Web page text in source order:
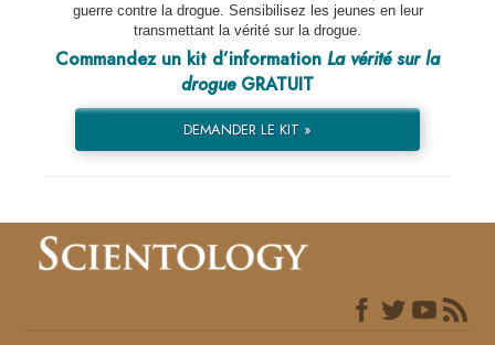
guerre contre la drogue. Sensibilisez les jeunes en leur
transmettant la vérité sur la drogue.
Commandez un kit d’information La vérité sur la
drogueGRATUIT
DEMANDER LE KIT »